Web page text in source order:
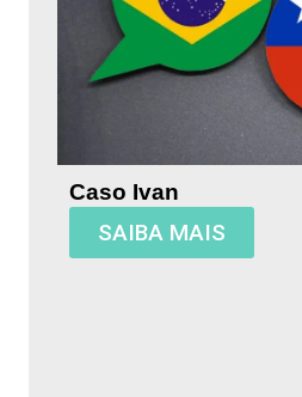
Caso Ivan
SAIBA MAIS